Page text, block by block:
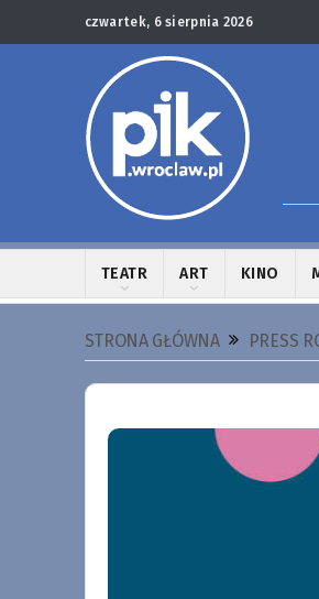
czwartek, 6 sierpnia 2026
TEATR ART KINO
STRONA GŁÓWNA PRESS